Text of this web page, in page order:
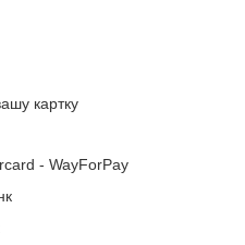
картку
- WayForPay